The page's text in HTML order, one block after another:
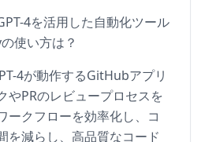
4を活用した自動化ツール
使い方は？
4が動作するGitHubアプリ
やPRのレビュープロセスを
ークフローを効率化し、コ
を減らし、高品質なコード